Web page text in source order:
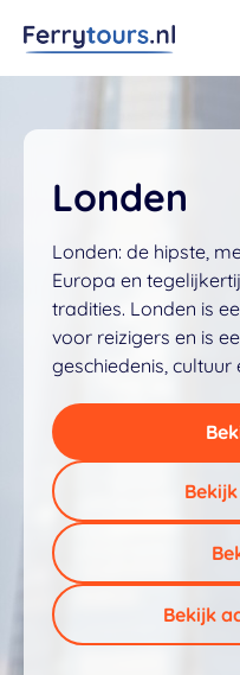
Londen
Londen: de hipste,
Europa en
tradities. Londen is
voor reizigers en is
geschiedenis, cultuur
Bekijk